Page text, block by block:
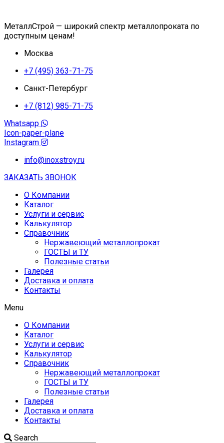
МеталлСтрой — широкий спектр металлопроката по
доступным ценам!
Москва
+7 (495) 363-71-75
Санкт-Петербург
+7 (812) 985-71-75
Whatsapp
Icon-paper-plane
Instagram
info@inoxstroy.ru
ЗАКАЗАТЬ ЗВОНОК
О Компании
Каталог
Услуги и сервис
Калькулятор
Справочник
Нержавеющий металлопрокат
ГОСТЫ и ТУ
Полезные статьи
Галерея
Доставка и оплата
Контакты
Menu
О Компании
Каталог
Услуги и сервис
Калькулятор
Справочник
Нержавеющий металлопрокат
ГОСТЫ и ТУ
Полезные статьи
Галерея
Доставка и оплата
Контакты
Search